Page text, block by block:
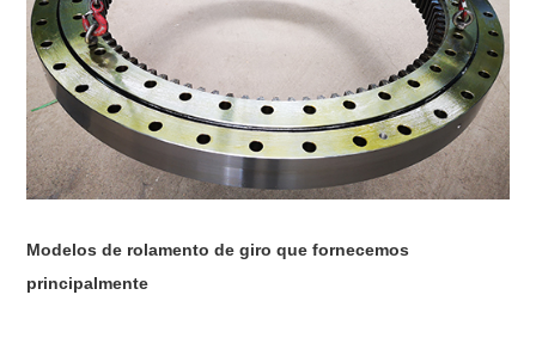
Modelos de rolamento de giro que fornecemos
principalmente